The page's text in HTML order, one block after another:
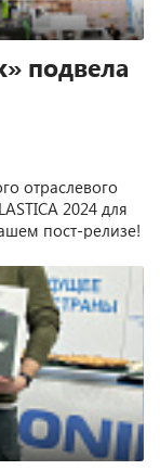
подвела
отраслевого
2024 для
пост-релизе!